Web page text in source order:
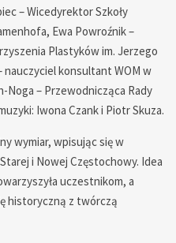
– Wicedyrektor Szkoły
Ewa Powroźnik –
Plastyków im. Jerzego
nauczyciel konsultant WOM w
– Przewodnicząca Rady
Iwona Czank i Piotr Skuza.
wymiar, wpisując się w
i Nowej Częstochowy. Idea
uczestnikom, a
historyczną z twórczą